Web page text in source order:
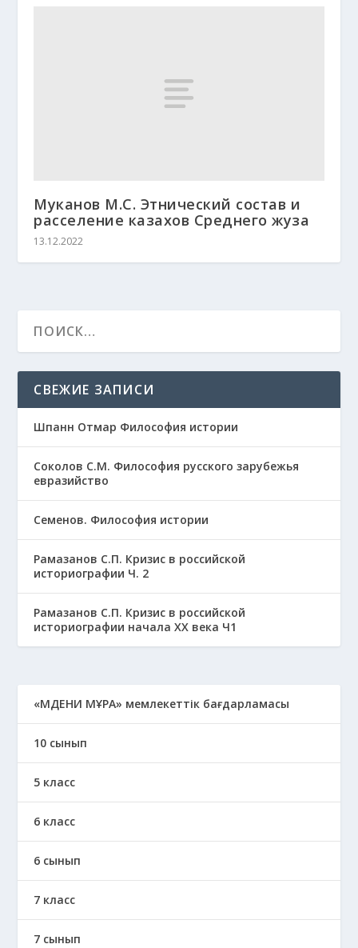
Муканов М.С. Этнический состав и
расселение казахов Среднего жуза
13.12.2022
СВЕЖИЕ ЗАПИСИ
Шпанн Отмар Философия истории
Соколов С.М. Философия русского зарубежья
евразийство
Семенов. Философия истории
Рамазанов С.П. Кризис в российской
историографии Ч. 2
Рамазанов С.П. Кризис в российской
историографии начала ХХ века Ч1
«МӘДЕНИ МҰРА» мемлекеттік бағдарламасы
10 сынып
5 класс
6 класс
6 сынып
7 класс
7 сынып